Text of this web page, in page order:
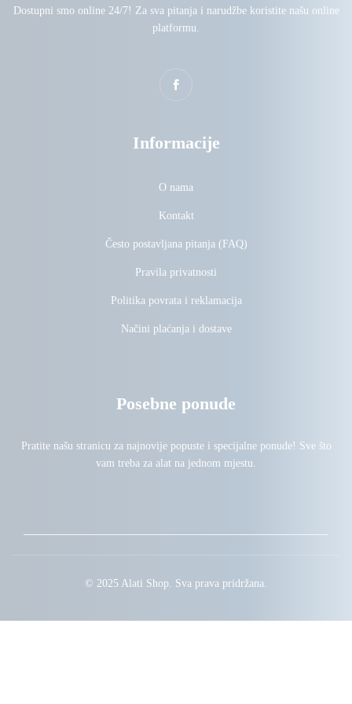
Dostupni smo online 24/7! Za sva pitanja i narudžbe koristite našu online
platformu.
Informacije
O nama
Kontakt
Često postavljana pitanja (FAQ)
Pravila privatnosti
Politika povrata i reklamacija
Načini plaćanja i dostave
Posebne ponude
Pratite našu stranicu za najnovije popuste i specijalne ponude! Sve što
vam treba za alat na jednom mjestu.
© 2025 Alati Shop. Sva prava pridržana.